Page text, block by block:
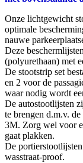
Onze lichtgewicht
optimale
nauwe
Deze
(polyurethaan) met
De stootstrip set
en 2 voor de
waar nodig wordt
De autostootlijsten
te brengen d.m.v.
3M. Zorg wel voor
gaat plakken.
De
wasstraat-proof.